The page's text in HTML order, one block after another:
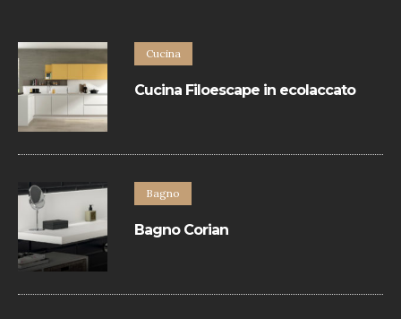
Cucina
Cucina Filoescape in ecolaccato
sono realizzate con materiali eccellenti.
Bagno
Bagno Corian
di elegante arredo, integrandosi in ogni